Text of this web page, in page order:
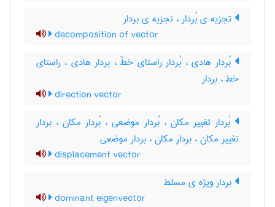
تجزیه ی بُردار ، تجزیه ی بردار
decomposition of vector
بُردار هادی ، بُردار راستای خطّ ، بردار هادی ، راستای
خط ، بردار
direction vector
بُردار تغییر مکان ، بُردار موضعی ، بُردار مکان ، بردار
تغییر مکان ، بردار مکان ، بردار موضعی
displacement vector
بردار ویژه ی مسلط
dominant eigenvector